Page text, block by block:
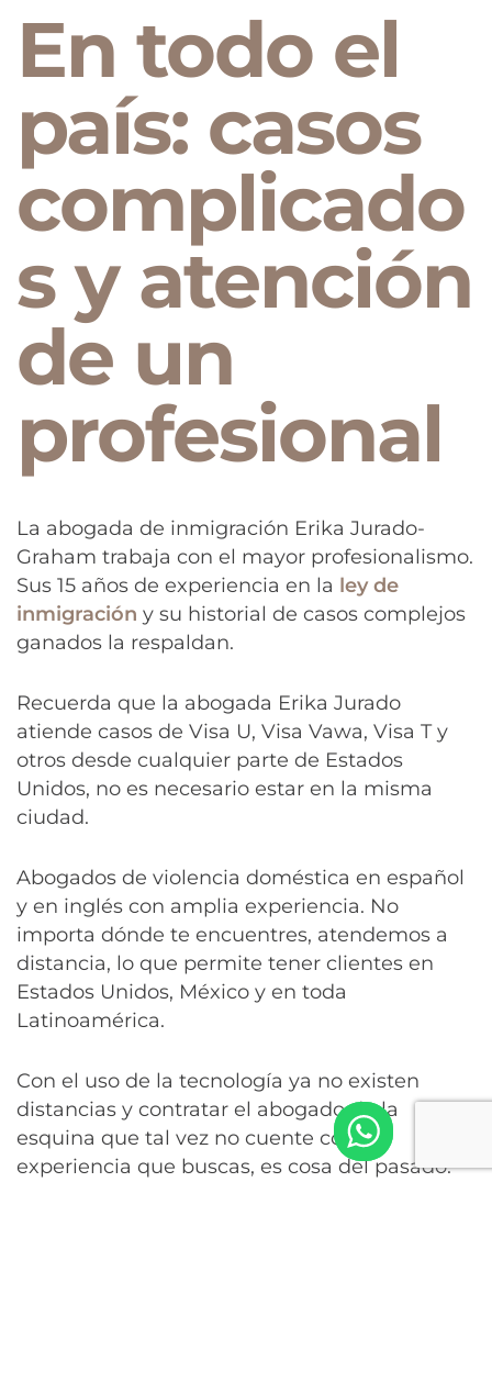
En todo el
país: casos
complicado
s y atención
de un
profesional
La abogada de inmigración Erika Jurado-
Graham trabaja con el mayor profesionalismo.
Sus 15 años de experiencia en la ley de
inmigración y su historial de casos complejos
ganados la respaldan.
Recuerda que la abogada Erika Jurado
atiende casos de Visa U, Visa Vawa, Visa T y
otros desde cualquier parte de Estados
Unidos, no es necesario estar en la misma
ciudad.
Abogados de violencia doméstica en español
y en inglés con amplia experiencia. No
importa dónde te encuentres, atendemos a
distancia, lo que permite tener clientes en
Estados Unidos, México y en toda
Latinoamérica.
Con el uso de la tecnología ya no existen
distancias y contratar el abogado de la
esquina que tal vez no cuente con la
experiencia que buscas, es cosa del pasado.